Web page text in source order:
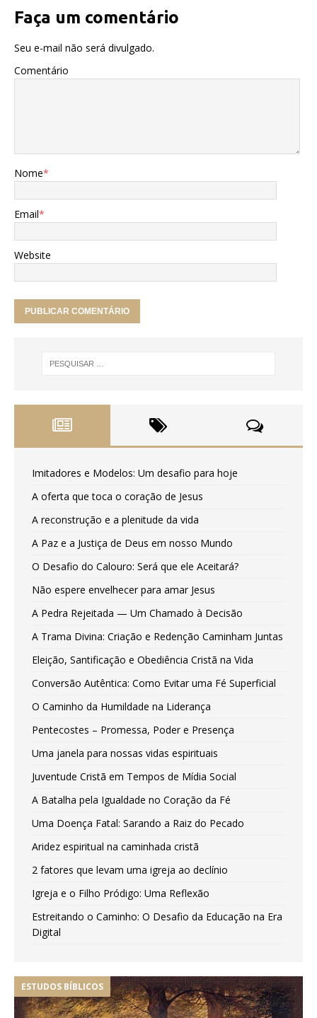
Faça um comentário
Seu e-mail não será divulgado.
Comentário
Nome*
Email*
Website
Imitadores e Modelos: Um desafio para hoje
A oferta que toca o coração de Jesus
A reconstrução e a plenitude da vida
A Paz e a Justiça de Deus em nosso Mundo
O Desafio do Calouro: Será que ele Aceitará?
Não espere envelhecer para amar Jesus
A Pedra Rejeitada — Um Chamado à Decisão
A Trama Divina: Criação e Redenção Caminham Juntas
Eleição, Santificação e Obediência Cristã na Vida
Conversão Autêntica: Como Evitar uma Fé Superficial
O Caminho da Humildade na Liderança
Pentecostes – Promessa, Poder e Presença
Uma janela para nossas vidas espirituais
Juventude Cristã em Tempos de Mídia Social
A Batalha pela Igualdade no Coração da Fé
Uma Doença Fatal: Sarando a Raiz do Pecado
Aridez espiritual na caminhada cristã
2 fatores que levam uma igreja ao declínio
Igreja e o Filho Pródigo: Uma Reflexão
Estreitando o Caminho: O Desafio da Educação na Era
Digital
ESTUDOS BÍBLICOS